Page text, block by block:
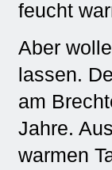
feucht
Aber
lassen.
am
Jahre.
warmen